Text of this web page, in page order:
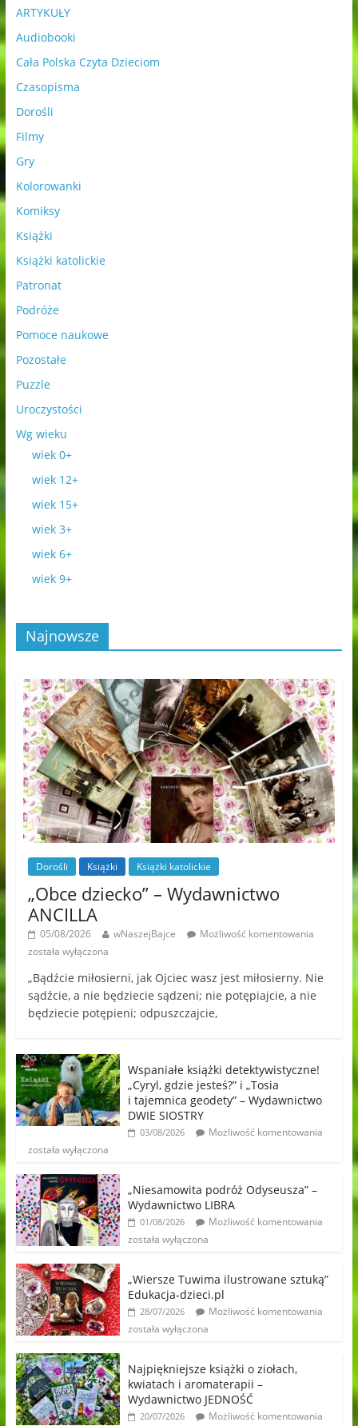
ARTYKUŁY
Audiobooki
Cała Polska Czyta Dzieciom
Czasopisma
Dorośli
Filmy
Gry
Kolorowanki
Komiksy
Książki
Książki katolickie
Patronat
Podróże
Pomoce naukowe
Pozostałe
Puzzle
Uroczystości
Wg wieku
wiek 0+
wiek 12+
wiek 15+
wiek 3+
wiek 6+
wiek 9+
Najnowsze
Dorośli Książki Książki katolickie
„Obce dziecko” – Wydawnictwo
ANCILLA
05/08/2026 wNaszejBajce
Możliwość komentowania
została wyłączona
„Bądźcie miłosierni, jak Ojciec wasz jest miłosierny. Nie
sądźcie, a nie będziecie sądzeni; nie potępiajcie, a nie
będziecie potępieni; odpuszczajcie,
Wspaniałe książki detektywistyczne!
„Cyryl, gdzie jesteś?” i „Tosia
i tajemnica geodety” – Wydawnictwo
DWIE SIOSTRY
03/08/2026
Możliwość komentowania
została wyłączona
„Niesamowita podróż Odyseusza” –
Wydawnictwo LIBRA
01/08/2026
Możliwość komentowania
została wyłączona
„Wiersze Tuwima ilustrowane sztuką”
Edukacja-dzieci.pl
28/07/2026
Możliwość komentowania
została wyłączona
Najpiękniejsze książki o ziołach,
kwiatach i aromaterapii –
Wydawnictwo JEDNOŚĆ
20/07/2026
Możliwość komentowania